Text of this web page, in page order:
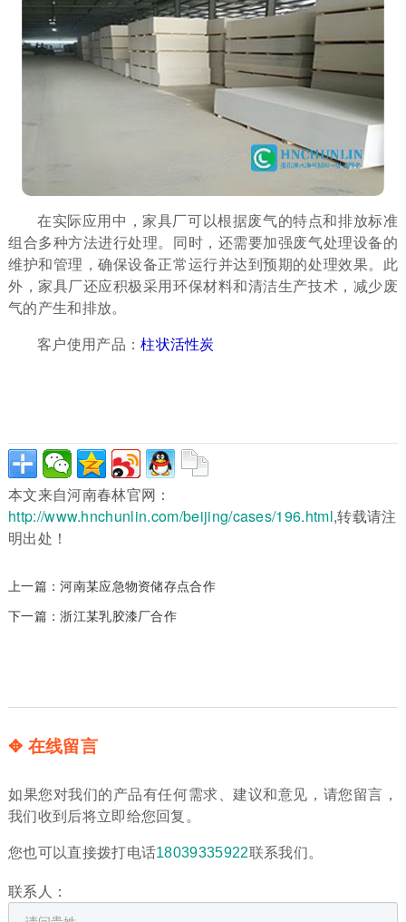
在实际应用中，家具厂可以根据废气的特点和排放标准
组合多种方法进行处理。同时，还需要加强废气处理设备的
维护和管理，确保设备正常运行并达到预期的处理效果。此
外，家具厂还应积极采用环保材料和清洁生产技术，减少废
气的产生和排放。
客户使用产品：柱状活性炭
本文来自河南春林官网：
http://www.hnchunlin.com/beijing/cases/196.html,转载请注
明出处！
上一篇：河南某应急物资储存点合作
下一篇：浙江某乳胶漆厂合作
✥ 在线留言
如果您对我们的产品有任何需求、建议和意见，请您留言，
我们收到后将立即给您回复。
您也可以直接拨打电话18039335922联系我们。
联系人：